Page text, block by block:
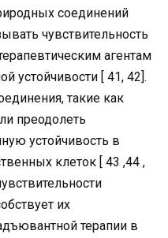
соединений
чувствительность
агентам
устойчивости [ 41, 42].
такие как
преодолеть
устойчивость в
клеток [ 43 ,44 ,
их
терапии в